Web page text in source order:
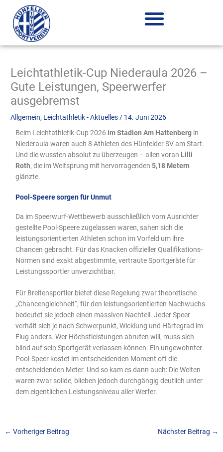
Inhalt
springen
Leichtathletik-Cup Niederaula 2026 –
Gute Leistungen, Speerwerfer
ausgebremst
Allgemein, Leichtathletik - Aktuelles / 14. Juni 2026
Beim Leichtathletik-Cup 2026 im Stadion Am Hattenberg in
Niederaula waren auch 8 Athleten des Hünfelder SV am Start.
Und die wussten absolut zu überzeugen – allen voran Lilli
Roth, die im Weitsprung mit hervorragenden5,18 Metern
glänzte.
Pool-Speere sorgen für Unmut
Da im Speerwurf-Wettbewerb ausschließlich vom Ausrichter
gestellte Pool-Speere zugelassen waren, sahen sich die
leistungsorientierten Athleten schon im Vorfeld um ihre
Chancen gebracht. Für das Knacken offizieller Qualifikations-
Normen sind exakt abgestimmte, vertraute Sportgeräte für
Leistungssportler unverzichtbar.
Für Breitensportler bietet diese Regelung zwar theoretische
„Chancengleichheit“, für den leistungsorientierten Nachwuchs
bedeutet sie jedoch einen massiven Nachteil. Jeder Speer
verhält sich je nach Schwerpunkt, Wicklung und Härtegrad im
Flug anders. Wer Höchstleistungen abrufen will, muss sich
blind auf sein Sportgerät verlassen können. Ein ungewohnter
Pool-Speer kostet im entscheidenden Moment oft die
entscheidenden Meter. Und so kam es dann auch: Die Weiten
waren zwar solide, blieben jedoch durchgängig deutlich unter
dem eigentlichen Leistungsniveau aller Werfer.
← Vorheriger Beitrag Nächster Beitrag →